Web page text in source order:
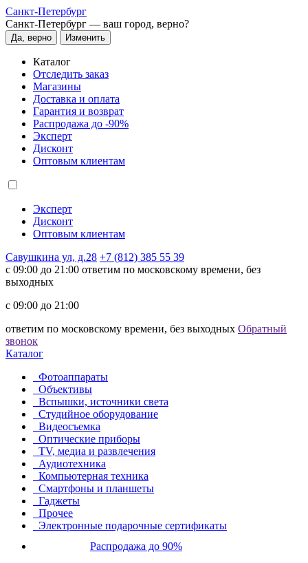
Санкт-Петербург
Санкт-Петербург — ваш город, верно?
Да, верно Изменить
Каталог
Отследить заказ
Магазины
Доставка и оплата
Гарантия и возврат
Распродажа до -90%
Эксперт
Дисконт
Оптовым клиентам
Эксперт
Дисконт
Оптовым клиентам
Савушкина ул, д.28 +7 (812) 385 55 39
c 09:00 до 21:00 ответим по московскому времени, без
выходных
c 09:00 до 21:00
ответим по московскому времени, без выходных Обратный
звонок
Каталог
Фотоаппараты
Объективы
Вспышки, источники света
Студийное оборудование
Видеосъемка
Оптические приборы
TV, медиа и развлечения
Аудиотехника
Компьютерная техника
Смартфоны и планшеты
Гаджеты
Прочее
Электронные подарочные сертификаты
Распродажа до 90%